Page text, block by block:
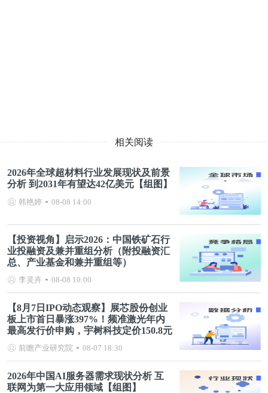
相关阅读
2026年全球超材料行业发展现状及前景
分析 到2031年有望达42亿美元【组图】
韩艳婷 08-08 14:00
【投资视角】启示2026：中国铁矿石行
业投融资及兼并重组分析（附投融资汇
总、产业基金和兼并重组等）
李灵卉 08-08 10:00
【8月7日IPO动态观察】展芯股份创业
板上市首日暴涨397%！频准激光年内
最高发行价申购，宇树科技定价150.8元
前瞻产业研究院 08-07 18:30
2026年中国AI服务器需求现状分析 互
联网为第一大应用领域【组图】